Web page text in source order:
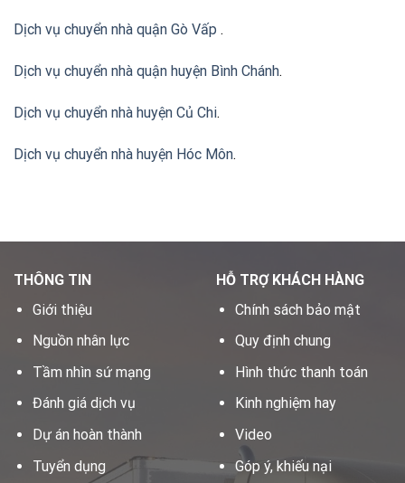
Dịch vụ chuyển nhà quận Gò Vấp .
Dịch vụ chuyển nhà quận huyện Bình Chánh.
Dịch vụ chuyển nhà huyện Củ Chi.
Dịch vụ chuyển nhà huyện Hóc Môn.
THÔNG TIN
Giới thiệu
Nguồn nhân lực
Tầm nhìn sứ mạng
Đánh giá dịch vụ
Dự án hoàn thành
Tuyển dụng
HỖ TRỢ KHÁCH HÀNG
Chính sách bảo mật
Quy định chung
Hình thức thanh toán
Kinh nghiệm hay
Video
Góp ý, khiếu nại